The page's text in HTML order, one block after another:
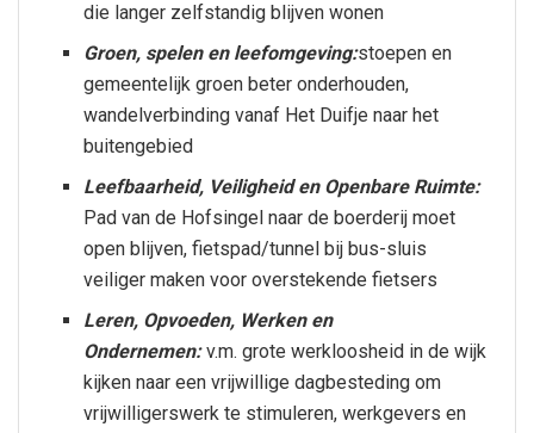
die langer zelfstandig blijven wonen
Groen, spelen en leefomgeving:stoepen en
gemeentelijk groen beter onderhouden,
wandelverbinding vanaf Het Duifje naar het
buitengebied
Leefbaarheid, Veiligheid en Openbare Ruimte:
Pad van de Hofsingel naar de boerderij moet
open blijven, fietspad/tunnel bij bus-sluis
veiliger maken voor overstekende fietsers
Leren, Opvoeden, Werken en
Ondernemen:v.m. grote werkloosheid in de wijk
kijken naar een vrijwillige dagbesteding om
vrijwilligerswerk te stimuleren, werkgevers en